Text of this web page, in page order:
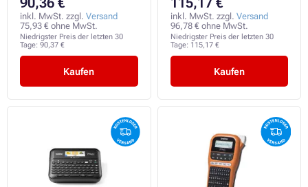
90,36 €
inkl. MwSt. zzgl. Versand
75,93 € ohne MwSt.
Niedrigster Preis der letzten 30
Tage: 90,37 €
Kaufen
115,17 €
inkl. MwSt. zzgl. Versand
96,78 € ohne MwSt.
Niedrigster Preis der letzten 30
Tage: 115,17 €
Kaufen